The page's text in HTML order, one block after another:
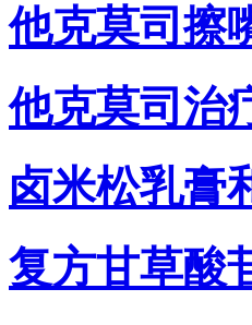
他克莫司擦
他克莫司治
卤米松乳膏
复方甘草酸